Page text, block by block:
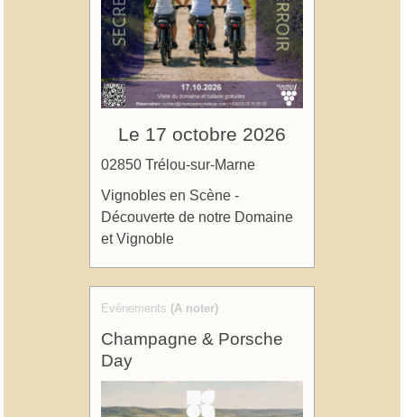
Le 17 octobre 2026
02850 Trélou-sur-Marne
Vignobles en Scène -
Découverte de notre Domaine
et Vignoble
Evénements (A noter)
Champagne & Porsche
Day